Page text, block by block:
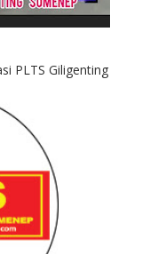
PLTS Giligenting